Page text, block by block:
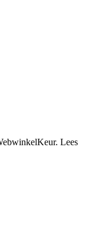
. Lees